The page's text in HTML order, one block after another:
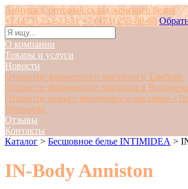
Аннушка, оптовый склад женского белья
+7 (473) 253-33-31 +7 (473) 255-80-68
О компании
Товары и услуги
Новости
Открытие фирменного магазина в Тамбове
Открытие фирменного магазина в
Открытие нового фирменного магазина
Воронеже
Отзывы
Контакты
Каталог > Бесшовное белье INTIMIDEA >
IN-Body Anniston